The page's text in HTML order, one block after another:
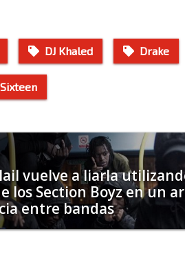
DJ Khaled Drake
vuelve a liarla
los Section Boyz en un
entre bandas